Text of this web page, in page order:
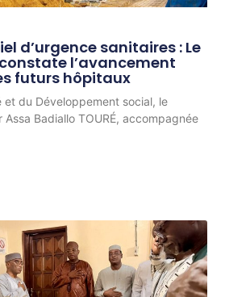
d’urgence sanitaires : Le
l’avancement
futurs hôpitaux
et du Développement social, le
Badiallo TOURÉ, accompagnée